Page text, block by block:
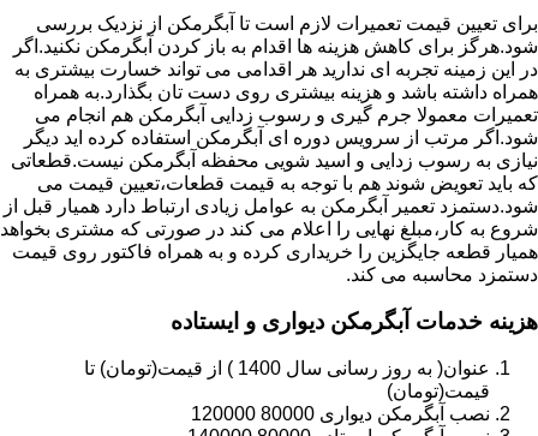
برای تعیین قیمت تعمیرات لازم است تا آبگرمکن از نزدیک بررسی
شود.هرگز برای کاهش هزینه ها اقدام به باز کردن آبگرمکن نکنید.اگر
در این زمینه تجربه ای ندارید هر اقدامی می تواند خسارت بیشتری به
همراه داشته باشد و هزینه بیشتری روی دست تان بگذارد.به همراه
تعمیرات معمولا جرم گیری و رسوب زدایی آبگرمکن هم انجام می
شود.اگر مرتب از سرویس دوره ای آبگرمکن استفاده کرده اید دیگر
نیازی به رسوب زدایی و اسید شویی محفظه آبگرمکن نیست.قطعاتی
که باید تعویض شوند هم با توجه به قیمت قطعات،تعیین قیمت می
شود.دستمزد تعمیر آبگرمکن به عوامل زیادی ارتباط دارد همیار قبل از
شروع به کار،مبلغ نهایی را اعلام می کند در صورتی که مشتری بخواهد
همیار قطعه جایگزین را خریداری کرده و به همراه فاکتور روی قیمت
دستمزد محاسبه می کند.
هزینه خدمات آبگرمکن دیواری و ایستاده
عنوان( به روز رسانی سال 1400 ) از قیمت(تومان) تا
قیمت(تومان)
نصب آبگرمکن دیواری 80000 120000